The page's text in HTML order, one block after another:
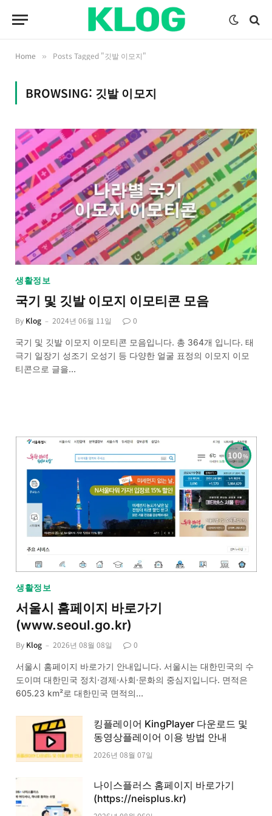
Home » Posts Tagged "깃발 이모지"
BROWSING: 깃발 이모지
생활정보
국기 및 깃발 이모지 이모티콘 모음
By Klog 2024년 06월 11일 0
국기 및 깃발 이모지 이모티콘 모음입니다. 총 364개 입니다. 태
극기 일장기 성조기 오성기 등 다양한 얼굴 표정의 이모지 이모
티콘으로 글을…
100
생활정보
서울시 홈페이지 바로가기
(www.seoul.go.kr)
By Klog 2026년 08월 08일 0
서울시 홈페이지 바로가기 안내입니다. 서울시는 대한민국의 수
도이며 대한민국 정치·경제·사회·문화의 중심지입니다. 면적은
605.23 km²로 대한민국 면적의…
킹플레이어 KingPlayer 다운로드 및
동영상플레이어 이용 방법 안내
2026년 08월 07일
나이스플러스 홈페이지 바로가기
(https://neisplus.kr)